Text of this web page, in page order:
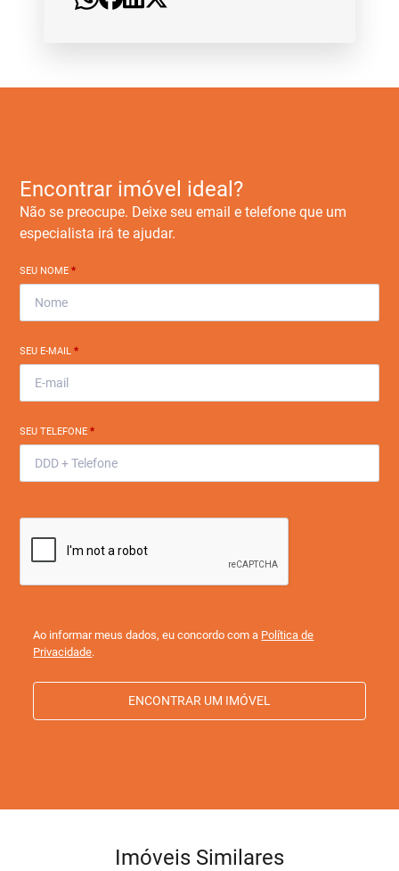
Encontrar imóvel ideal?
Não se preocupe. Deixe seu email e telefone que um
especialista irá te ajudar.
SEU NOME*
SEU E-MAIL*
SEU TELEFONE*
Ao informar meus dados, eu concordo com a Política de
Privacidade.
ENCONTRAR UM IMÓVEL
Imóveis Similares